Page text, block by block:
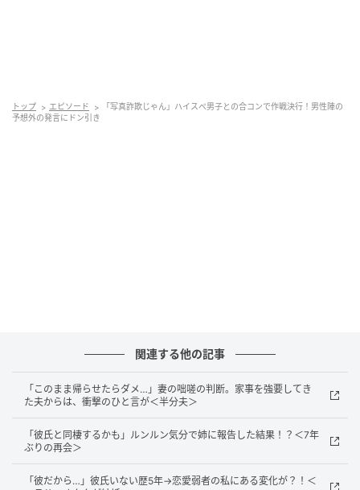
合コン前日、「明日どんな服で行く？」「今日、仕事
終わり新しい服でも探しに行こうかな～！」と3人で盛
そ、いつもどおりの格好で行ってみる？」と提案。
いかにも“合コン仕様”に気合いを入れるより、普段会
社に行くときと同じような服装やメイクで行ったほう
が、自分たちらしいのではないか――そんな話になっ
たのです。
無理に着飾るよりも、まずは普段の自分たちを見ても
トップ エピソード
「写真詐欺じゃん」ハイスぺ男子との合コンで作戦決行！男性陣の
予想外の発言にドン引き
関連する他の記事
「このまま帰らせたらダメ…」妻の咄嗟の判断。家事を強要してき
た夫からは、衝撃のひと言が＜半分夫＞
「彼氏と同棲するかも」ルンルン気分で姉に報告した結果！？＜7年
ぶりの再会＞
「彼だから…」彼氏いない歴5年→恋愛弱者の私にある変化が？！＜